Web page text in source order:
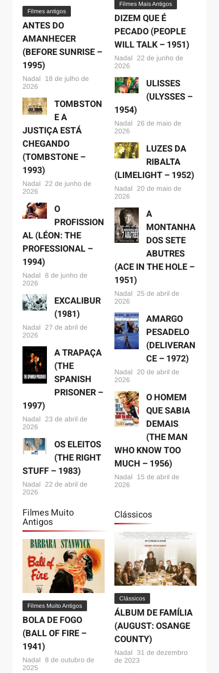
Filmes antigos
ANTES DO
AMANHECER
(BEFORE SUNRISE –
1995)
Nadal
18 de julho de
2026
TOMBSTON
E A
JUSTIÇA ESTÁ
CHEGANDO
(TOMBSTONE –
1993)
Nadal
22 de junho de
2026
O
PROFISSION
AL (LÉON: THE
PROFESSIONAL –
1994)
Nadal
8 de junho de
2026
EXCALIBUR
(1981)
Nadal
27 de abril de
2026
A TRAPAÇA
(THE
SPANISH
PRISONER –
1997)
Nadal
23 de abril de
2026
OS ELEITOS
(THE RIGHT
STUFF – 1983)
Nadal
22 de abril de
2026
Filmes Mais Antigos
DIZEM QUE É
PECADO (PEOPLE
WILL TALK – 1951)
Nadal
22 de junho de
2026
ULISSES
(ULYSSES –
1954)
Nadal
26 de maio de
2026
LUZES DA
RIBALTA
(LIMELIGHT – 1952)
Nadal
20 de maio de
2026
A
MONTANHA
DOS SETE
ABUTRES
(ACE IN THE HOLE –
1951)
Nadal
25 de abril de
2026
AMARGO
PESADELO
(DELIVERAN
CE – 1972)
Nadal
20 de abril de
2026
O HOMEM
QUE SABIA
DEMAIS
(THE MAN
WHO KNOW TOO
MUCH – 1956)
Nadal
15 de abril de
2026
Filmes Muito
Antigos
Filmes Muito Antigos
BOLA DE FOGO
(BALL OF FIRE –
1941)
Nadal
8 de outubro de
2025
Clássicos
Clássicos
ÁLBUM DE FAMÍLIA
(AUGUST: OSANGE
COUNTY)
Nadal
31 de dezembro
de 2023